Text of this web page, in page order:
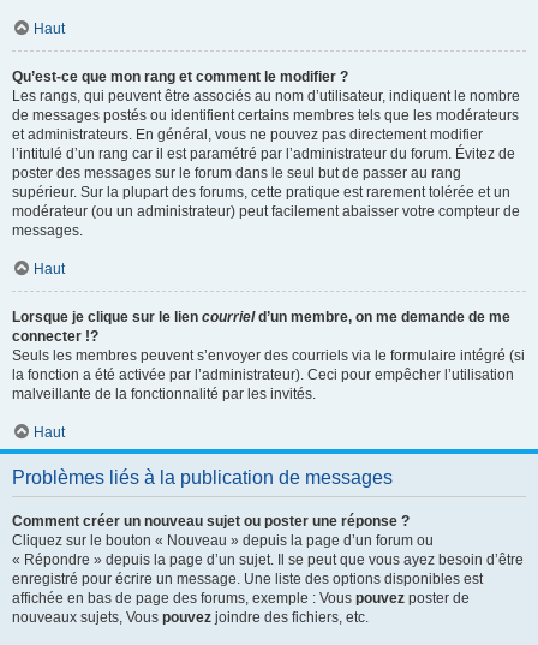
Haut
Qu’est-ce que mon rang et comment le modifier ?
Les rangs, qui peuvent être associés au nom d’utilisateur, indiquent le nombre
de messages postés ou identifient certains membres tels que les modérateurs
et administrateurs. En général, vous ne pouvez pas directement modifier
l’intitulé d’un rang car il est paramétré par l’administrateur du forum. Évitez de
poster des messages sur le forum dans le seul but de passer au rang
supérieur. Sur la plupart des forums, cette pratique est rarement tolérée et un
modérateur (ou un administrateur) peut facilement abaisser votre compteur de
messages.
Haut
Lorsque je clique sur le lien courrield’un membre, on me demande de me
connecter !?
Seuls les membres peuvent s’envoyer des courriels via le formulaire intégré (si
la fonction a été activée par l’administrateur). Ceci pour empêcher l’utilisation
malveillante de la fonctionnalité par les invités.
Haut
Problèmes liés à la publication de messages
Comment créer un nouveau sujet ou poster une réponse ?
Cliquez sur le bouton « Nouveau » depuis la page d’un forum ou
« Répondre » depuis la page d’un sujet. Il se peut que vous ayez besoin d’être
enregistré pour écrire un message. Une liste des options disponibles est
affichée en bas de page des forums, exemple : Vous pouvez poster de
nouveaux sujets, Vous pouvez joindre des fichiers, etc.